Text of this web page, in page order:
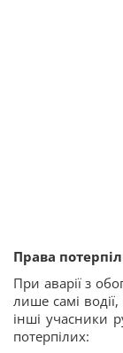
Права
При аварії з
лише самі
інші учасники
потерпілих: